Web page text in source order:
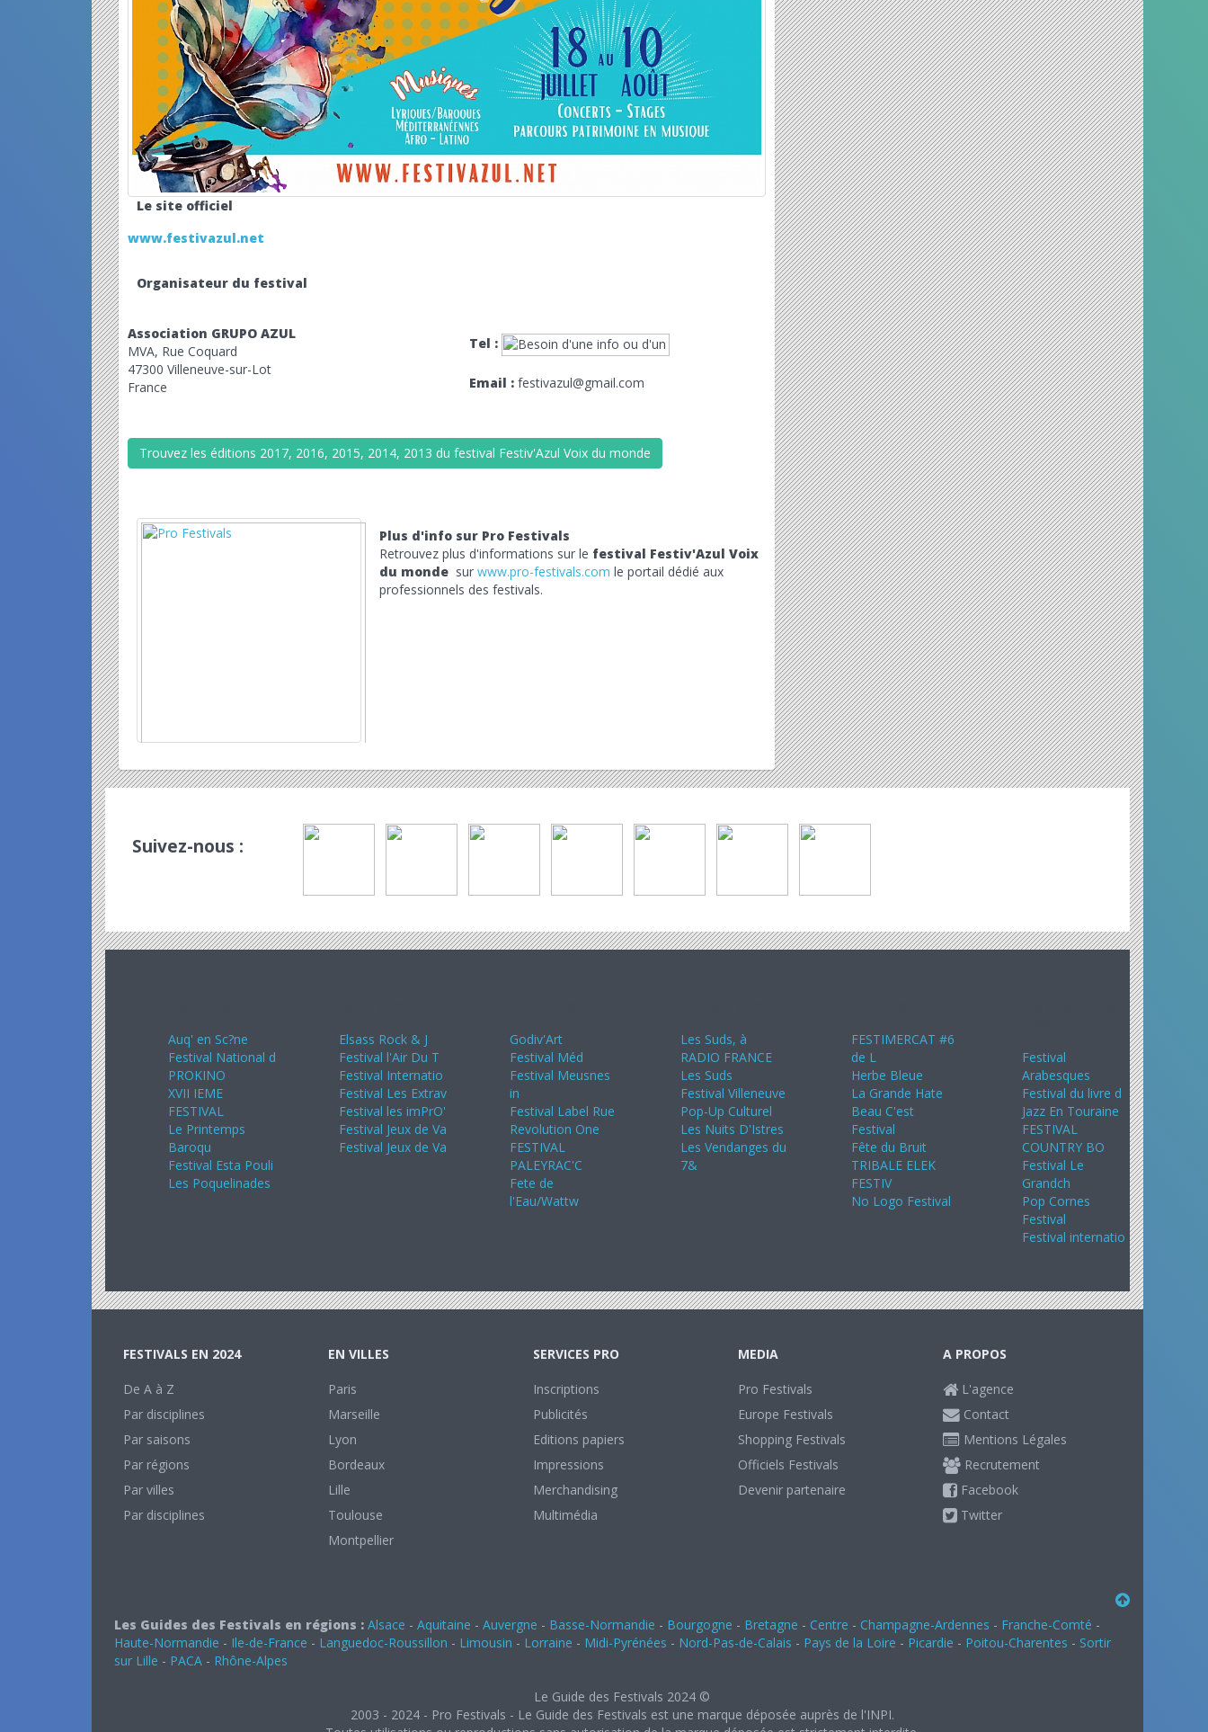
Le site officiel
www.festivazul.net
Organisateur du festival
Association GRUPO AZUL
MVA, Rue Coquard
47300 Villeneuve-sur-Lot
France
Tel :
Email : festivazul@gmail.com
Trouvez les éditions 2017, 2016, 2015, 2014, 2013 du festival Festiv'Azul Voix du monde
Plus d'info sur Pro Festivals
Retrouvez plus d'informations sur le festival Festiv'Azul Voix
du monde sur www.pro-festivals.com le portail dédié aux
professionnels des festivals.
Suivez-nous :
Auq' en Sc?ne
Festival National d
PROKINO
XVII IEME
FESTIVAL
Le Printemps
Baroqu
Festival Esta Pouli
Les Poquelinades
Elsass Rock & J
Festival l'Air Du T
Festival Internatio
Festival Les Extrav
Festival les imPrO'
Festival Jeux de Va
Festival Jeux de Va
Godiv'Art
Festival Méd
Festival Meusnes
in
Festival Label Rue
Revolution One
FESTIVAL
PALEYRAC'C
Fete de
l'Eau/Wattw
Les Suds, à
RADIO FRANCE
Les Suds
Festival Villeneuve
Pop-Up Culturel
Les Nuits D'Istres
Les Vendanges du
7&
FESTIMERCAT #6
de L
Herbe Bleue
La Grande Hate
Beau C'est
Festival
Fête du Bruit
TRIBALE ELEK
FESTIV
No Logo Festival
Festival
Arabesques
Festival du livre d
Jazz En Touraine
FESTIVAL
COUNTRY BO
Festival Le
Grandch
Pop Cornes
Festival
Festival internatio
FESTIVALS EN 2024
De A à Z
Par disciplines
Par saisons
Par régions
Par villes
Par disciplines
EN VILLES
Paris
Marseille
Lyon
Bordeaux
Lille
Toulouse
Montpellier
SERVICES PRO
Inscriptions
Publicités
Editions papiers
Impressions
Merchandising
Multimédia
MEDIA
Pro Festivals
Europe Festivals
Shopping Festivals
Officiels Festivals
Devenir partenaire
A PROPOS
L'agence
Contact
Mentions Légales
Recrutement
Facebook
Twitter
Les Guides des Festivals en régions : Alsace - Aquitaine - Auvergne - Basse-Normandie - Bourgogne - Bretagne - Centre - Champagne-Ardennes - Franche-Comté -
Haute-Normandie - Ile-de-France - Languedoc-Roussillon - Limousin - Lorraine - Midi-Pyrénées - Nord-Pas-de-Calais - Pays de la Loire - Picardie - Poitou-Charentes - Sortir
sur Lille - PACA - Rhône-Alpes
Le Guide des Festivals 2024 ©
2003 - 2024 - Pro Festivals - Le Guide des Festivals est une marque déposée auprès de l'INPI.